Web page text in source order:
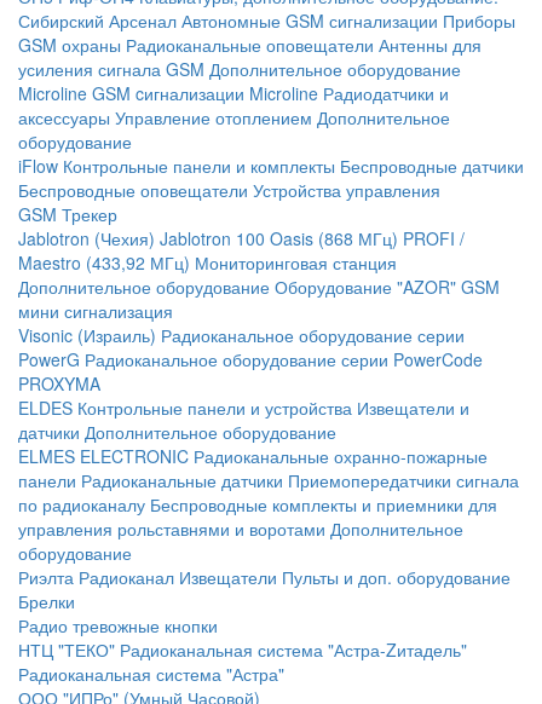
Сибирский Арсенал Автономные GSM сигнализации Приборы
GSM охраны Радиоканальные оповещатели Антенны для
усиления сигнала GSM Дополнительное оборудование
Microline GSM cигнализации Microline Радиодатчики и
аксессуары Управление отоплением Дополнительное
оборудование
iFlow Контрольные панели и комплекты Беспроводные датчики
Беспроводные оповещатели Устройства управления
GSM Трекер
Jablotron (Чехия) Jablotron 100 Oasis (868 МГц) PROFI /
Maestro (433,92 МГц) Мониторинговая станция
Дополнительное оборудование Оборудование "AZOR" GSM
мини сигнализация
Visonic (Израиль) Радиоканальное оборудование серии
PowerG Радиоканальное оборудование серии PowerCode
PROXYMA
ELDES Контрольные панели и устройства Извещатели и
датчики Дополнительное оборудование
ELMES ELECTRONIC Радиоканальные охранно-пожарные
панели Радиоканальные датчики Приемопередатчики сигнала
по радиоканалу Беспроводные комплекты и приемники для
управления рольставнями и воротами Дополнительное
оборудование
Риэлта Радиоканал Извещатели Пульты и доп. оборудование
Брелки
Радио тревожные кнопки
НТЦ "ТЕКО" Радиоканальная система "Астра-Zитадель"
Радиоканальная система "Астра"
ООО "ИПРо" (Умный Часовой)